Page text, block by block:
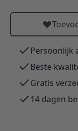
Persoonlijk
Beste
Gratis
14 dagen